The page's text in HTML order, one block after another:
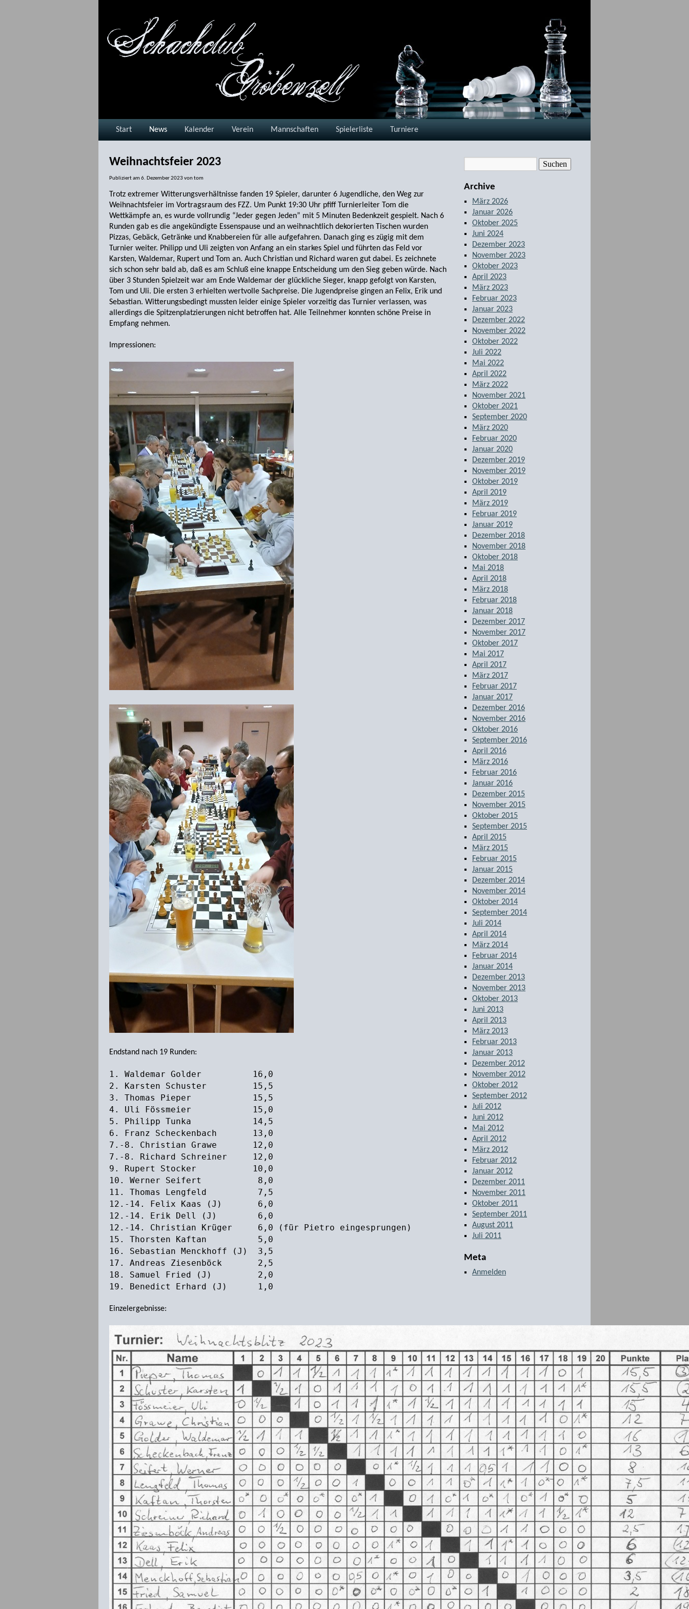
Start News Kalender Verein Mannschaften Spielerliste Turniere
Weihnachtsfeier 2023
Publiziert am 6. Dezember 2023 vontom
Trotz extremer Witterungsverhältnisse fanden 19 Spieler, darunter 6 Jugendliche, den Weg zur
Weihnachtsfeier im Vortragsraum des FZZ. Um Punkt 19:30 Uhr pfiff Turnierleiter Tom die
Wettkämpfe an, es wurde vollrundig “Jeder gegen Jeden” mit 5 Minuten Bedenkzeit gespielt. Nach 6
Runden gab es die angekündigte Essenspause und an weihnachtlich dekorierten Tischen wurden
Pizzas, Gebäck, Getränke und Knabbereien für alle aufgefahren. Danach ging es zügig mit dem
Turnier weiter. Philipp und Uli zeigten von Anfang an ein starkes Spiel und führten das Feld vor
Karsten, Waldemar, Rupert und Tom an. Auch Christian und Richard waren gut dabei. Es zeichnete
sich schon sehr bald ab, daß es am Schluß eine knappe Entscheidung um den Sieg geben würde. Nach
über 3 Stunden Spielzeit war am Ende Waldemar der glückliche Sieger, knapp gefolgt von Karsten,
Tom und Uli. Die ersten 3 erhielten wertvolle Sachpreise. Die Jugendpreise gingen an Felix, Erik und
Sebastian. Witterungsbedingt mussten leider einige Spieler vorzeitig das Turnier verlassen, was
allerdings die Spitzenplatzierungen nicht betroffen hat. Alle Teilnehmer konnten schöne Preise in
Empfang nehmen.
Impressionen:
Endstand nach 19 Runden:
1. Waldemar Golder 16,0
2. Karsten Schuster 15,5
3. Thomas Pieper 15,5
4. Uli Fössmeier 15,0
5. Philipp Tunka 14,5
6. Franz Scheckenbach 13,0
7.-8. Christian Grawe 12,0
7.-8. Richard Schreiner 12,0
9. Rupert Stocker 10,0
10. Werner Seifert 8,0
11. Thomas Lengfeld 7,5
12.-14. Felix Kaas (J) 6,0
12.-14. Erik Dell (J) 6,0
12.-14. Christian Krüger 6,0 (für Pietro eingesprungen)
15. Thorsten Kaftan 5,0
16. Sebastian Menckhoff (J) 3,5
17. Andreas Ziesenböck 2,5
18. Samuel Fried (J) 2,0
19. Benedict Erhard (J) 1,0
Einzelergebnisse:
Archive
März 2026
Januar 2026
Oktober 2025
Juni 2024
Dezember 2023
November 2023
Oktober 2023
April 2023
März 2023
Februar 2023
Januar 2023
Dezember 2022
November 2022
Oktober 2022
Juli 2022
Mai 2022
April 2022
März 2022
November 2021
Oktober 2021
September 2020
März 2020
Februar 2020
Januar 2020
Dezember 2019
November 2019
Oktober 2019
April 2019
März 2019
Februar 2019
Januar 2019
Dezember 2018
November 2018
Oktober 2018
Mai 2018
April 2018
März 2018
Februar 2018
Januar 2018
Dezember 2017
November 2017
Oktober 2017
Mai 2017
April 2017
März 2017
Februar 2017
Januar 2017
Dezember 2016
November 2016
Oktober 2016
September 2016
April 2016
März 2016
Februar 2016
Januar 2016
Dezember 2015
November 2015
Oktober 2015
September 2015
April 2015
März 2015
Februar 2015
Januar 2015
Dezember 2014
November 2014
Oktober 2014
September 2014
Juli 2014
April 2014
März 2014
Februar 2014
Januar 2014
Dezember 2013
November 2013
Oktober 2013
Juni 2013
April 2013
März 2013
Februar 2013
Januar 2013
Dezember 2012
November 2012
Oktober 2012
September 2012
Juli 2012
Juni 2012
Mai 2012
April 2012
März 2012
Februar 2012
Januar 2012
Dezember 2011
November 2011
Oktober 2011
September 2011
August 2011
Juli 2011
Meta
Anmelden